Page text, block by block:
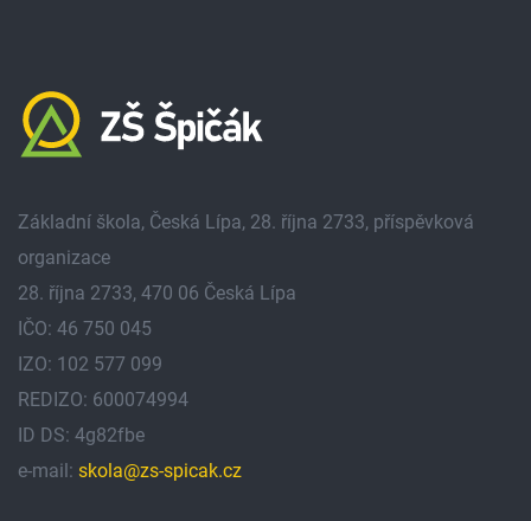
Základní škola, Česká Lípa, 28. října 2733, příspěvková
organizace
28. října 2733, 470 06 Česká Lípa
IČO: 46 750 045
IZO: 102 577 099
REDIZO: 600074994
ID DS: 4g82fbe
e-mail: skola@zs-spicak.cz